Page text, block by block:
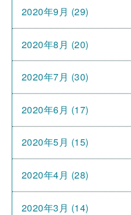
2020年9月 (29)
2020年8月 (20)
2020年7月 (30)
2020年6月 (17)
2020年5月 (15)
2020年4月 (28)
2020年3月 (14)